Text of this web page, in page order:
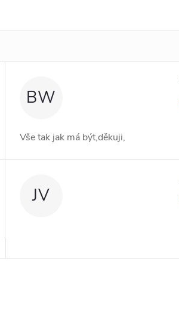
BW
Vše tak jak má být,děkuji,
JV